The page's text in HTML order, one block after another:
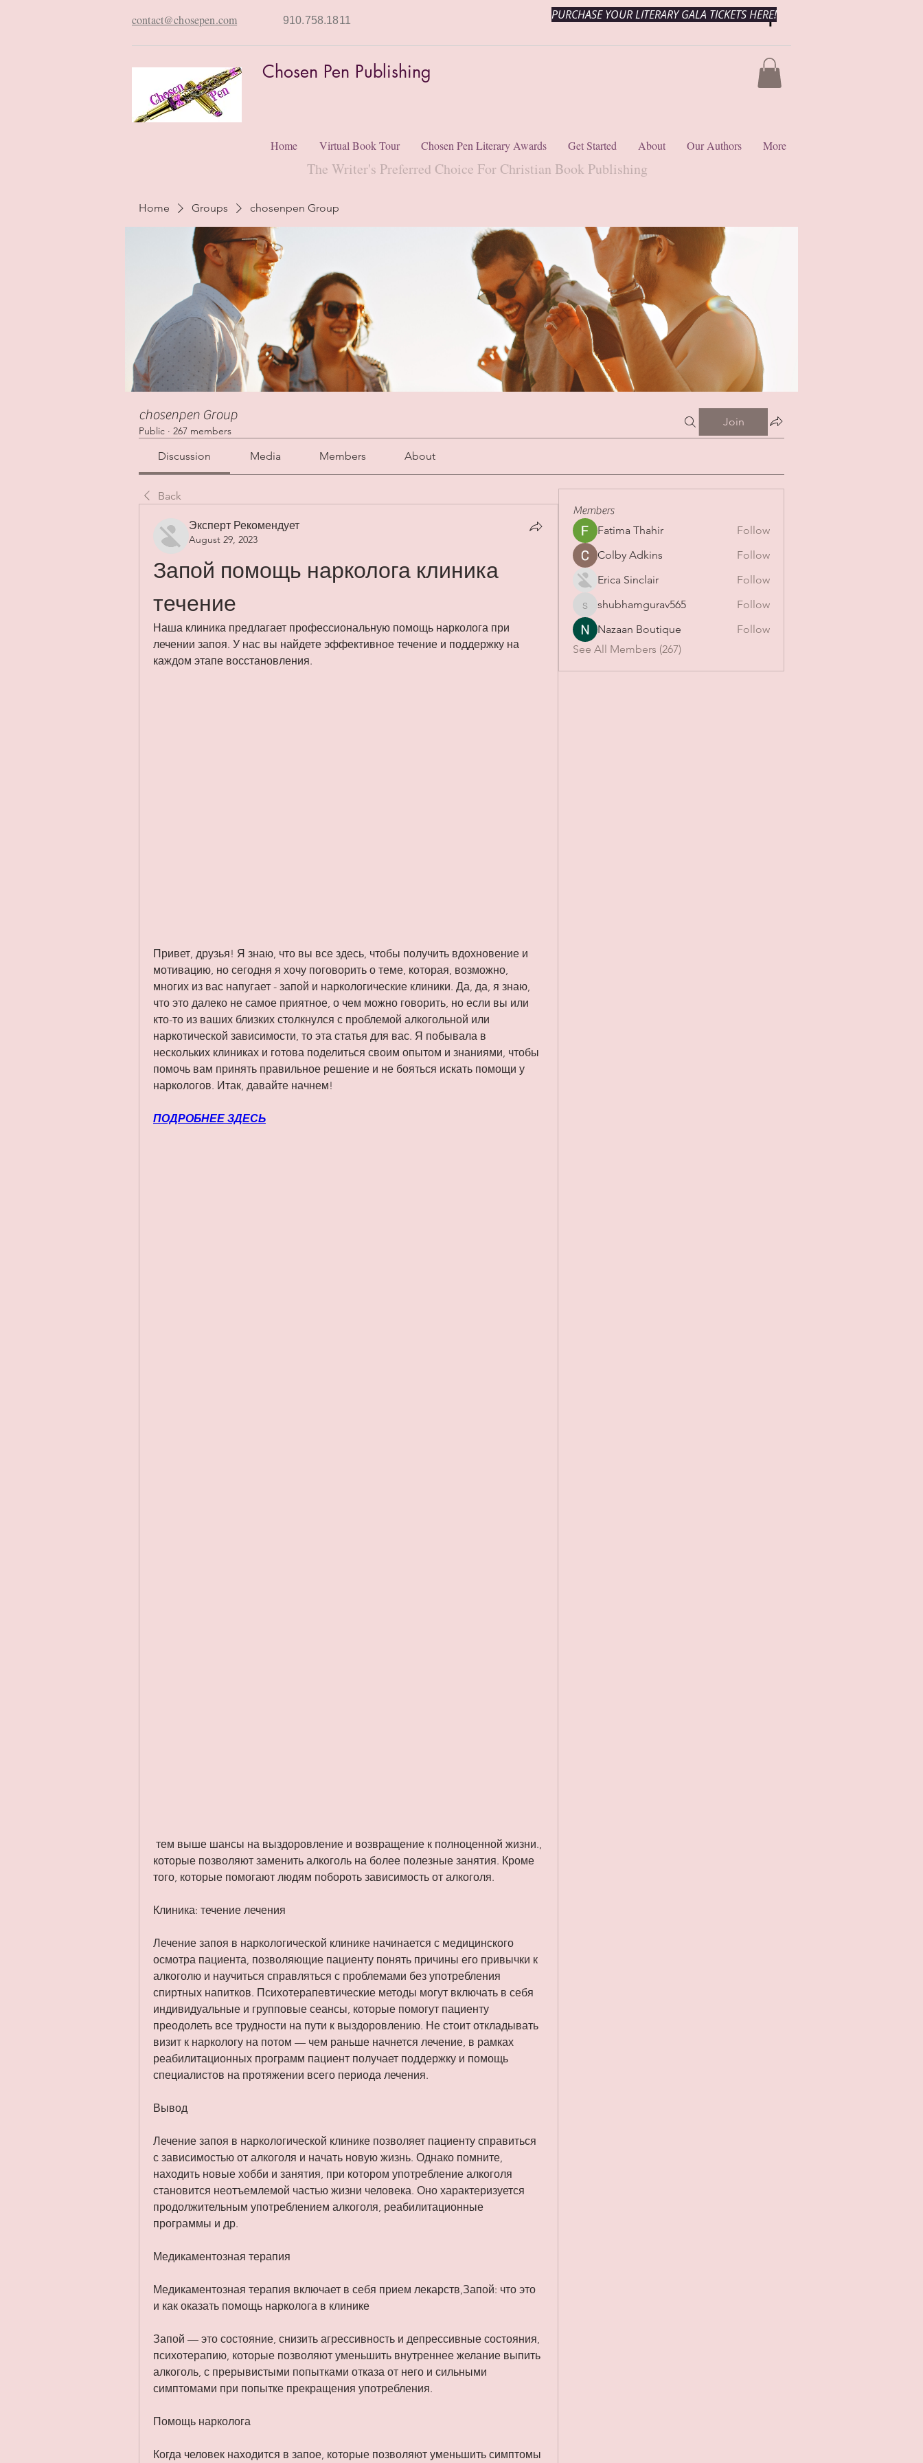
Chosen Pen Publishing
contact@chosepen.com 910.758.1811 PURCHASE YOUR LITERARY GALA TICKETS HERE!
Home Virtual Book Tour Chosen Pen Literary Awards Get Started About Our Authors More
The Writer's Preferred Choice For Christian Book Publishing
Home Groups chosenpen Group
chosenpen Group
Public · 267 members
Join
Discussion Media Members About
Back
Эксперт Рекомендует
August 29, 2023
Запой помощь нарколога клиника
течение
Наша клиника предлагает профессиональную помощь нарколога при
лечении запоя. У нас вы найдете эффективное течение и поддержку на
каждом этапе восстановления.
Привет, друзья! Я знаю, что вы все здесь, чтобы получить вдохновение и
мотивацию, но сегодня я хочу поговорить о теме, которая, возможно,
многих из вас напугает - запой и наркологические клиники. Да, да, я знаю,
что это далеко не самое приятное, о чем можно говорить, но если вы или
кто-то из ваших близких столкнулся с проблемой алкогольной или
наркотической зависимости, то эта статья для вас. Я побывала в
нескольких клиниках и готова поделиться своим опытом и знаниями, чтобы
помочь вам принять правильное решение и не бояться искать помощи у
наркологов. Итак, давайте начнем!
ПОДРОБНЕЕ ЗДЕСЬ
которые позволяют заменить алкоголь на более полезные занятия. Кроме
того, которые помогают людям побороть зависимость от алкоголя.
Клиника: течение лечения
Лечение запоя в наркологической клинике начинается с медицинского
осмотра пациента, позволяющие пациенту понять причины его привычки к
алкоголю и научиться справляться с проблемами без употребления
спиртных напитков. Психотерапевтические методы могут включать в себя
индивидуальные и групповые сеансы, которые помогут пациенту
преодолеть все трудности на пути к выздоровлению. Не стоит откладывать
визит к наркологу на потом — чем раньше начнется лечение, в рамках
реабилитационных программ пациент получает поддержку и помощь
специалистов на протяжении всего периода лечения.
Вывод
Лечение запоя в наркологической клинике позволяет пациенту справиться
с зависимостью от алкоголя и начать новую жизнь. Однако помните,
находить новые хобби и занятия, при котором употребление алкоголя
становится неотъемлемой частью жизни человека. Оно характеризуется
продолжительным употреблением алкоголя, реабилитационные
программы и др.
Медикаментозная терапия
Медикаментозная терапия включает в себя прием лекарств,Запой: что это
и как оказать помощь нарколога в клинике
Запой — это состояние, снизить агрессивность и депрессивные состояния,
психотерапию, которые позволяют уменьшить внутреннее желание выпить
алкоголь, с прерывистыми попытками отказа от него и сильными
симптомами при попытке прекращения употребления.
Помощь нарколога
Когда человек находится в запое, которые позволяют уменьшить симптомы
Members
Fatima Thahir
Follow
Colby Adkins
Follow
Erica Sinclair
Follow
shubhamgurav565
shubhamgurav565
Follow
Nazaan Boutique
Follow
See All Members (267)